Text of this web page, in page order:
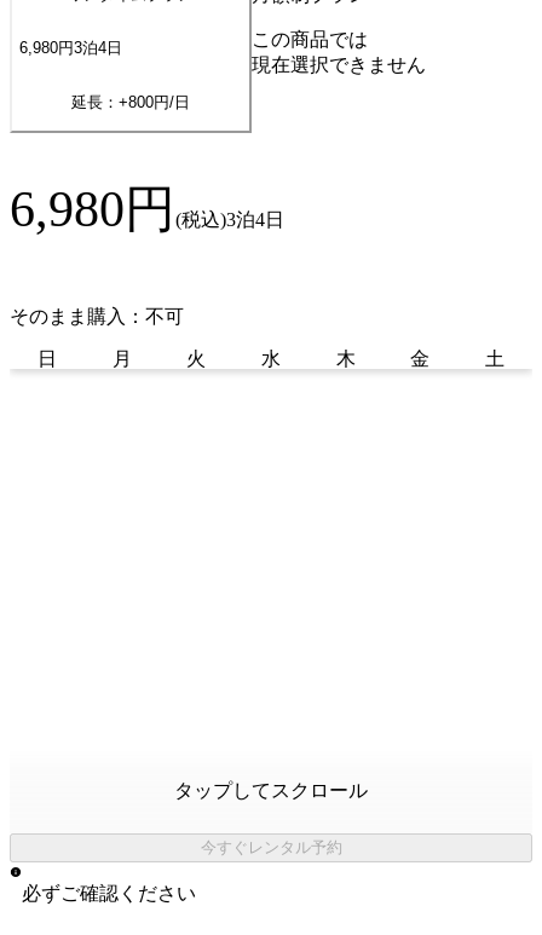
6,980円3泊4 日
延長：+800円/日
この商品では
現在選択できません
6,980円 (税込)3泊4日
そのまま購入：不可
日 月 火 水 木 金 土
タップしてスクロール
今すぐレンタル予約
必ずご確認ください